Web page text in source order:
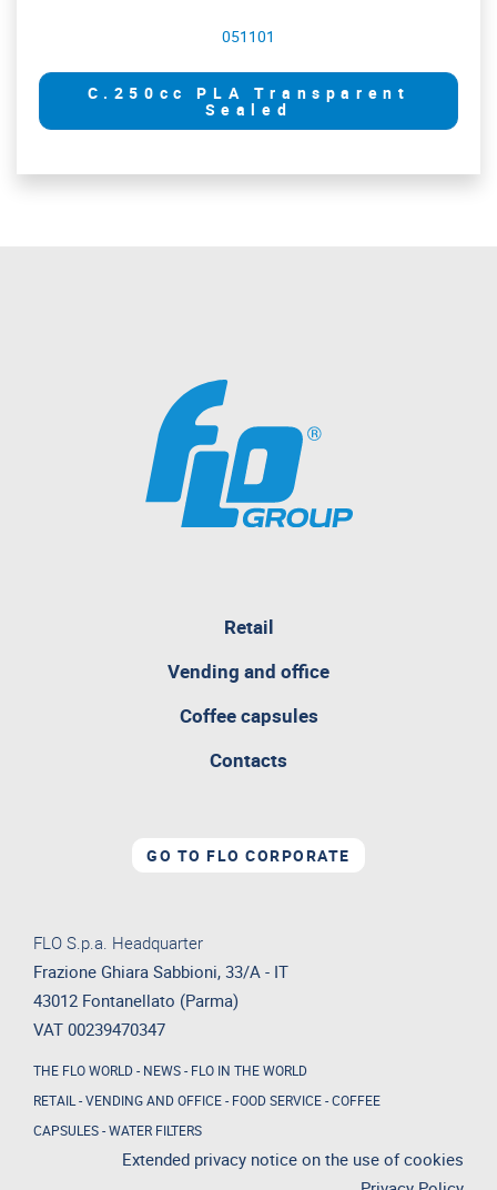
051101
C.250cc PLA Transparent
Sealed
Retailpagina
aperta
Vending and office
Coffee capsules
Contacts
GO TO FLO CORPORATE
FLO S.p.a. Headquarter
Frazione Ghiara Sabbioni, 33/A - IT
43012 Fontanellato (Parma)
VAT 00239470347
THE FLO WORLD- NEWS- FLO IN THE WORLD
RETAIL -VENDING AND OFFICE- FOOD SERVICE-COFFEE
CAPSULES-WATER FILTERS
Extended privacy notice on the use of cookies